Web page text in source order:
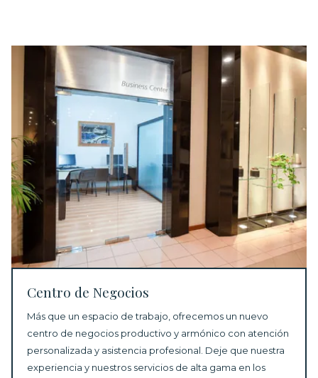
Centro de Negocios
Más que un espacio de trabajo, ofrecemos un nuevo
centro de negocios productivo y armónico con atención
personalizada y asistencia profesional. Deje que nuestra
experiencia y nuestros servicios de alta gama en los